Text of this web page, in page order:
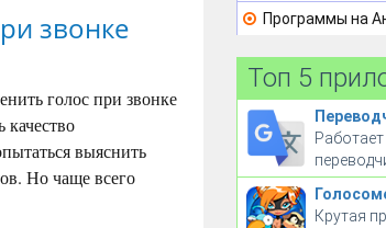
звонке
голос при звонке
выяснить
Но чаще всего
Программы на
Топ 5
Крутая